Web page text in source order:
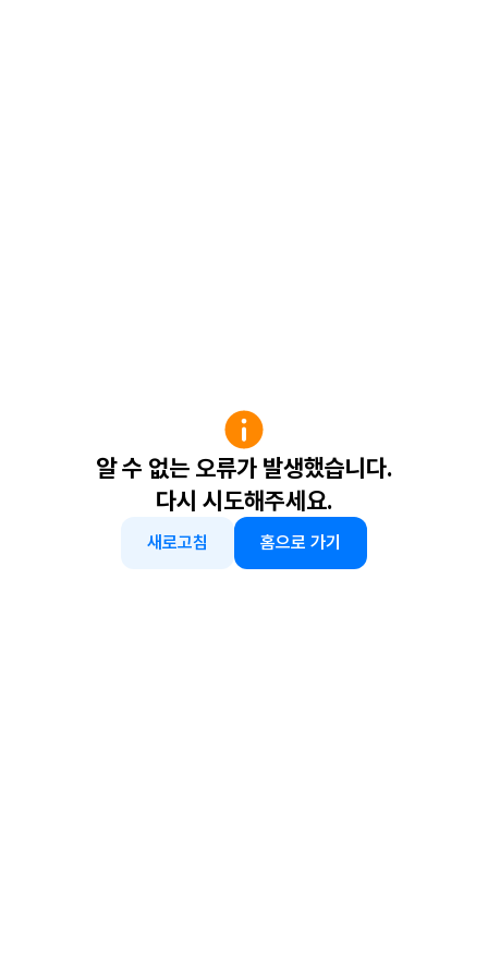
알 수 없는 오류가 발생했습니다.
다시 시도해주세요.
새로고침 홈으로 가기